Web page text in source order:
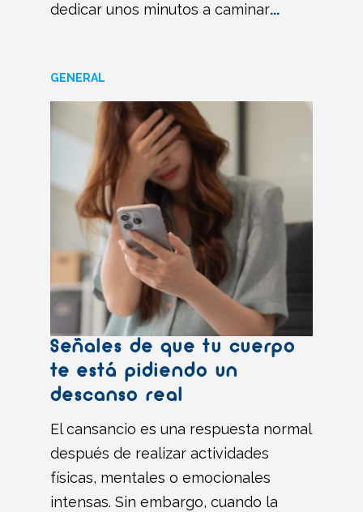
dedicar unos minutos a caminar...
GENERAL
Señales de que tu cuerpo
te está pidiendo un
descanso real
El cansancio es una respuesta normal
después de realizar actividades
físicas, mentales o emocionales
intensas. Sin embargo, cuando la